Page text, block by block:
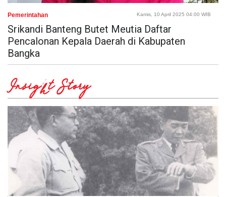
Pemerintahan Kamis, 10 April 2025 04:00 WIB
Srikandi Banteng Butet Meutia Daftar
Pencalonan Kepala Daerah di Kabupaten
Bangka
Insight Story